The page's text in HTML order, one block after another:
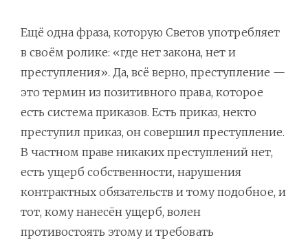
Ещё одна фраза, которую Светов употребляет
в своём ролике: «где нет закона, нет и
преступления». Да, всё верно, преступление —
это термин из позитивного права, которое
есть система приказов. Есть приказ, некто
преступил приказ, он совершил преступление.
В частном праве никаких преступлений нет,
есть ущерб собственности, нарушения
контрактных обязательств и тому подобное, и
тот, кому нанесён ущерб, волен
противостоять этому и требовать